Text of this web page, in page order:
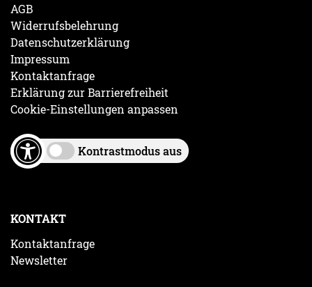
AGB
Widerrufsbelehrung
Datenschutzerklärung
Impressum
Kontaktanfrage
Erklärung zur Barrierefreiheit
Cookie-Einstellungen anpassen
Kontrastmodus aus
KONTAKT
Kontaktanfrage
Newsletter